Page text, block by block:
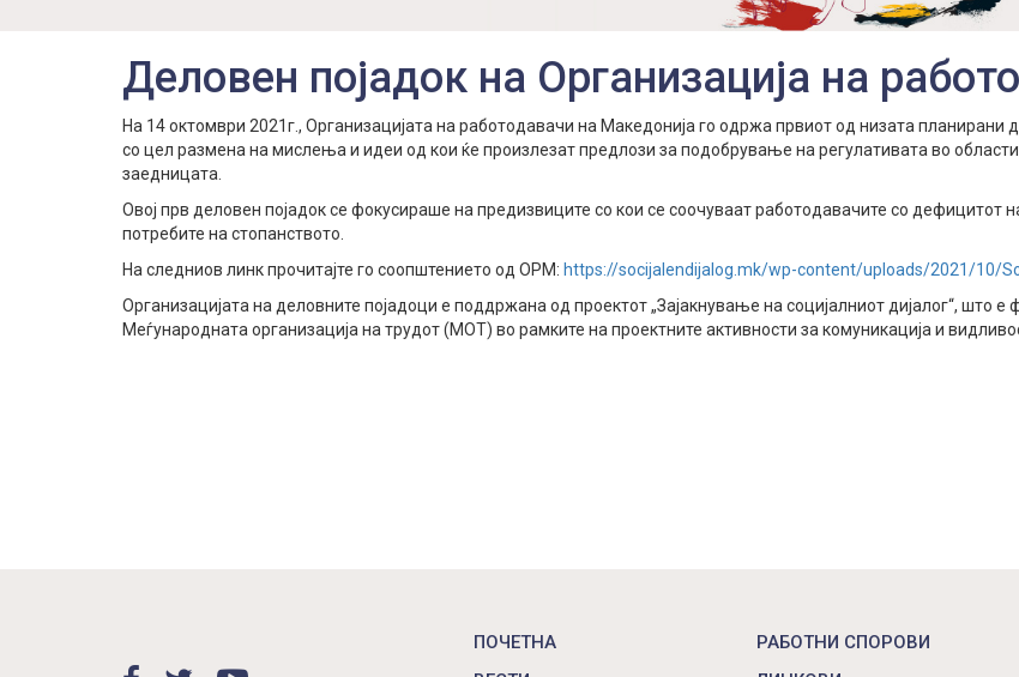
Деловен појадок на Организација на
На 14 октомври 2021г., Организацијата на работодавачи на Македонија го одржа првиот од низата планирани
со цел размена на мислења и идеи од кои ќе произлезат предлози за подобрување на регулативата во
заедницата.
Овој прв деловен појадок се фокусираше на предизвиците со кои се соочуваат работодавачите со дефицитот
потребите на стопанството.
На следниов линк прочитајте го соопштението од ОРМ: https://socijalendijalog.mk/wp-content/uploads/2021/10/
Организацијата на деловните појадоци е поддржана од проектот „Зајакнување на социјалниот дијалог“, што
Меѓународната организација на трудот (МОТ) во рамките на проектните активности за комуникација и
ПОЧЕТНА
РАБОТНИ СПОРОВИ